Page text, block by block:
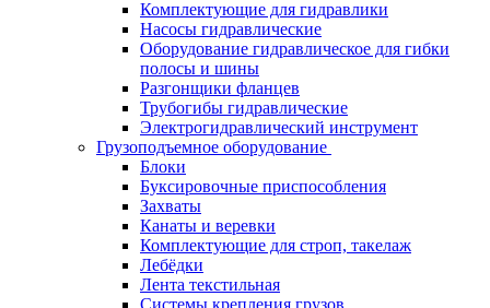
Комплектующие для гидравлики
Насосы гидравлические
Оборудование гидравлическое для гибки
полосы и шины
Разгонщики фланцев
Трубогибы гидравлические
Электрогидравлический инструмент
Грузоподъемное оборудование
Блоки
Буксировочные приспособления
Захваты
Канаты и веревки
Комплектующие для строп, такелаж
Лебёдки
Лента текстильная
Системы крепления грузов